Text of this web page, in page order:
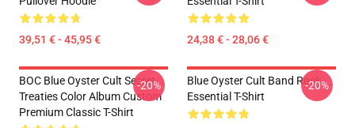
39,51 € - 45,95 € 24,38 € - 28,06 €
BOC Blue Oyster Cult Secret
Treaties Color Album Custom
Premium Classic T-Shirt
-20%
Blue Oyster Cult Band Rock
Essential T-Shirt
-20%